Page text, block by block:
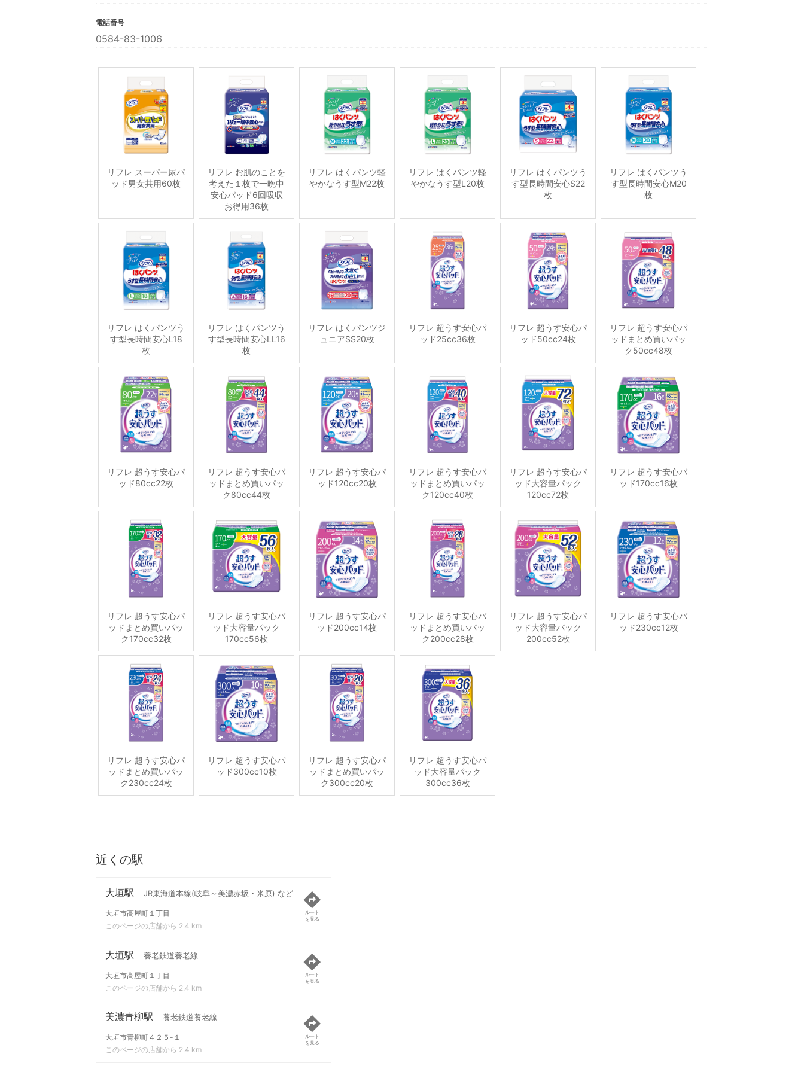
電話番号
0584-83-1006
リフレ スーパー尿パ
ッド男女共用60枚
リフレ お肌のことを
考えた１枚で一晩中
安心パッド6回吸収
お得用36枚
リフレ はくパンツ軽
やかなうす型M22枚
リフレ はくパンツ軽
やかなうす型L20枚
リフレ はくパンツう
す型長時間安心S22
枚
リフレ はくパンツう
す型長時間安心M20
枚
リフレ はくパンツう
す型長時間安心L18
枚
リフレ はくパンツう
す型長時間安心LL16
枚
リフレ はくパンツジ
ュニアSS20枚
リフレ 超うす安心パ
ッド25cc36枚
リフレ 超うす安心パ
ッド50cc24枚
リフレ 超うす安心パ
ッドまとめ買いパッ
ク50cc48枚
リフレ 超うす安心パ
ッド80cc22枚
リフレ 超うす安心パ
ッドまとめ買いパッ
ク80cc44枚
リフレ 超うす安心パ
ッド120cc20枚
リフレ 超うす安心パ
ッドまとめ買いパッ
ク120cc40枚
リフレ 超うす安心パ
ッド大容量パック
120cc72枚
リフレ 超うす安心パ
ッド170cc16枚
リフレ 超うす安心パ
ッドまとめ買いパッ
ク170cc32枚
リフレ 超うす安心パ
ッド大容量パック
170cc56枚
リフレ 超うす安心パ
ッド200cc14枚
リフレ 超うす安心パ
ッドまとめ買いパッ
ク200cc28枚
リフレ 超うす安心パ
ッド大容量パック
200cc52枚
リフレ 超うす安心パ
ッド230cc12枚
リフレ 超うす安心パ
ッドまとめ買いパッ
ク230cc24枚
リフレ 超うす安心パ
ッド300cc10枚
リフレ 超うす安心パ
ッドまとめ買いパッ
ク300cc20枚
リフレ 超うす安心パ
ッド大容量パック
300cc36枚
近くの駅
大垣駅 JR東海道本線(岐阜～美濃赤坂・米原) など
大垣市高屋町１丁目
このページの店舗から 2.4 km
ルート
を見る
大垣駅 養老鉄道養老線
大垣市高屋町１丁目
このページの店舗から 2.4 km
ルート
を見る
美濃青柳駅 養老鉄道養老線
大垣市青柳町４２５-１
このページの店舗から 2.4 km
ルート
を見る